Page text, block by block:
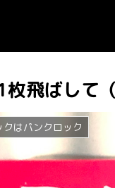
飛ばして
はパンクロック